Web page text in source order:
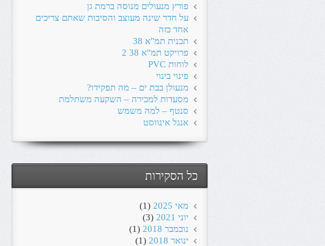
פורץ מנעולים מנוסה ברמת גן
על חדר שינה מעוצב והסיבות שאתם צריכים
אחד כזה
תכנית תמ"א 38
פרויקט תמ"א 38 2
לוחות PVC
פינוי בינוי
מנעולן בבת ים – מה תפקידו?
מסעדות למכירה – השקעה משתלמת
סנטף – למה משמש
אנגל אינווסט
כל הסקירות
מאי 2025
(1)
יוני 2021
(3)
נובמבר 2018
(1)
ינואר 2018
(1)